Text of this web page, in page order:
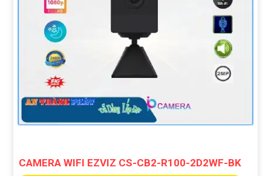
CAMERA WIFI EZVIZ CS-CB2-R100-2D2WF-BK